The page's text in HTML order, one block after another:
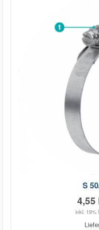
S
4,55
inkl. 19%